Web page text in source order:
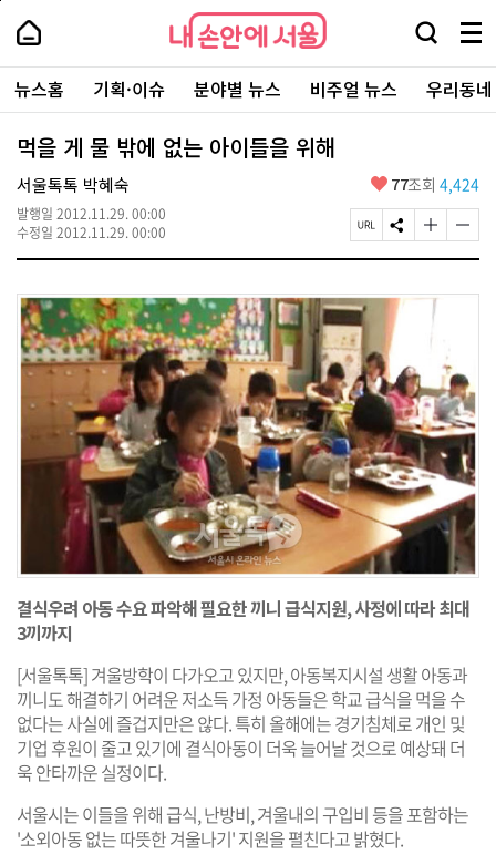
본
로
가
내
손
안
에
서
울
-
서
울
시
대
표
소
포
털
내
손
에
울
검
창
열
기
메
뉴
전
체
보
주
요
서
뉴스홈 기획·이슈 분야별 뉴스 비주얼 뉴스 우리동
먹을 게 물 밖에 없는 아이들을 위해
서울톡톡 박혜숙
발행일 2012.11.29. 00:00
수정일 2012.11.29. 00:00
좋
요
77조회 4,424
페
이
U
R
L
복
사
S
N
공
유
글
자
기
크
게
변
경
하
기
글
자
기
하
기
결식우려 아동 수요 파악해 필요한 끼니 급식지원, 사정에 따라 최대
3끼까지
[서울톡톡] 겨울방학이 다가오고 있지만, 아동복지시설 생활 아동과
끼니도 해결하기 어려운 저소득 가정 아동들은 학교 급식을 먹을 수
없다는 사실에 즐겁지만은 않다. 특히 올해에는 경기침체로 개인 및
기업 후원이 줄고 있기에 결식아동이 더욱 늘어날 것으로 예상돼 더
욱 안타까운 실정이다.
서울시는 이들을 위해 급식, 난방비, 겨울내의 구입비 등을 포함하는
'소외아동 없는 따뜻한 겨울나기' 지원을 펼친다고 밝혔다.
페
상
단
로